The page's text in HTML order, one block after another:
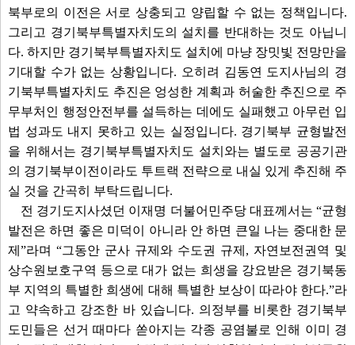
북부로의 이전은 서로 상충되고 양립할 수 없는 정책입니다.
그리고 경기북부특별자치도의 설치를 반대하는 것도 아닙니
다. 하지만 경기북부특별자치도 설치에 마냥 장밋빛 전망만을
기대할 수가 없는 상황입니다. 오히려 김동연 도지사님의 경
기북부특별자치도 추진은 엉성한 계획과 허술한 추진으로 주
무부처인 행정안전부를 설득하는 데에도 실패했고 아무런 입
법 성과도 내지 못하고 있는 실정입니다. 경기북부 균형발전
을 위해서는 경기북부특별자치도 설치와는 별도로 공공기관
의 경기북부이전이라도 투트랙 전략으로 내실 있게 추진해 주
실 것을 간곡히 부탁드립니다.
전 경기도지사셨던 이재명 더불어민주당 대표께서는 “균형
발전은 하면 좋은 미덕이 아니라 안 하면 큰일 나는 중대한 문
제”라며 “그동안 군사 규제와 수도권 규제, 자연보전권역 및
상수원보호구역 등으로 대가 없는 희생을 강요받은 경기북동
부 지역의 특별한 희생에 대해 특별한 보상이 따라야 한다.”라
고 약속하고 강조한 바 있습니다. 의정부를 비롯한 경기북부
도민들은 선거 때마다 쏟아지는 각종 공염불로 인해 이미 경